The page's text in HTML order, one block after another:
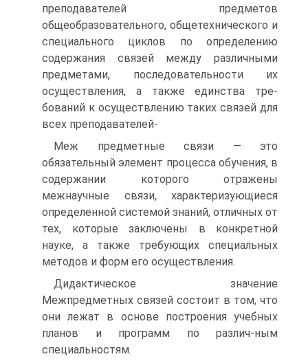
преподавателей предметов
общеобразовательного, общетехнического и
специального циклов по определению
содержания связей между различными
предметами, последовательности их
осуществления, а также единства тре-
бований к осуществлению таких связей для
всех преподавателей-
Меж предметные связи — это
обязательный элемент процесса обучения, в
содержании которого отражены
межнаучные связи, характеризующиеся
определенной системой знаний, отличных от
тех, которые заключены в конкретной
науке, а также требующих специальных
методов и форм его осуществления.
Дидактическое значение
Межпредметных связей состоит в том, что
они лежат в основе построения учебных
планов и программ по различ-ным
специальностям.